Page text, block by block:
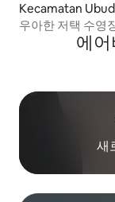
Kecamatan
우아한 저택 수영
에
새